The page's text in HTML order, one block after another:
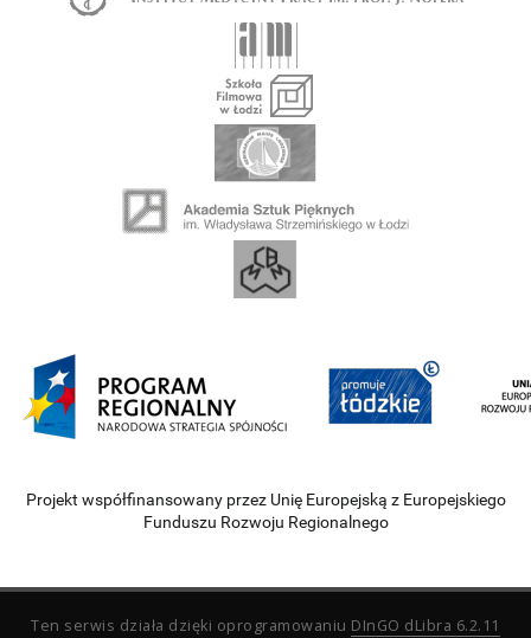
Projekt współfinansowany przez Unię Europejską z Europejskiego
Funduszu Rozwoju Regionalnego
Ten serwis działa dzięki oprogramowaniu DInGO dLibra 6.2.11